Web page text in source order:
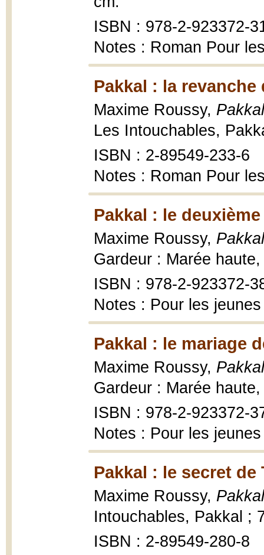
ISBN : 978-2-923372-
Notes : Roman Pour
Pakkal : la revanche
Maxime Roussy,
Les Intouchables,
ISBN : 2-89549-233-6
Notes : Roman Pour
Pakkal : le
Maxime Roussy,
Gardeur : Marée
ISBN : 978-2-923372-
Notes : Pour les jeunes
Pakkal : le mariage
Maxime Roussy,
Gardeur : Marée
ISBN : 978-2-923372-
Notes : Pour les jeunes
Pakkal : le secret de
Maxime Roussy,
Intouchables, Pakkal ;
ISBN : 2-89549-280-8